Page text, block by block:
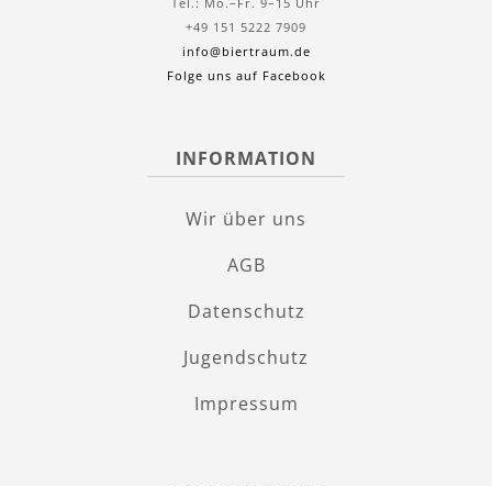
+49 151 5222 7909
info@biertraum.de
Folge uns auf Facebook
INFORMATION
Wir über uns
AGB
Datenschutz
Jugendschutz
Impressum